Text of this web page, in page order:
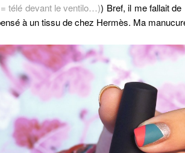
télé devant le ventilo…)) Bref, il me fallait de
à un tissu de chez Hermès. Ma